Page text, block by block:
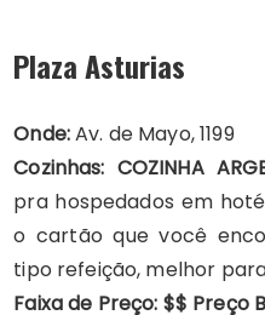
Plaza Asturias
Onde:Av. de Mayo, 1199
Cozinhas: COZINHA
pra hospedados em
o cartão que você
tipo refeição, melhor
Faixa de Preço: $$ Preço